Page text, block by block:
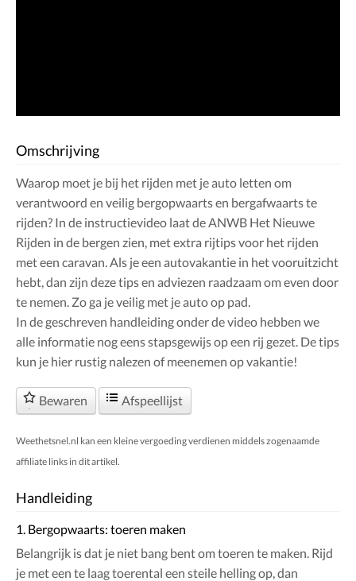
Omschrijving
Waarop moet je bij het rijden met je auto letten om
verantwoord en veilig bergopwaarts en bergafwaarts te
rijden? In de instructievideo laat de ANWB Het Nieuwe
Rijden in de bergen zien, met extra rijtips voor het rijden
met een caravan. Als je een autovakantie in het vooruitzicht
hebt, dan zijn deze tips en adviezen raadzaam om even door
te nemen. Zo ga je veilig met je auto op pad.
In de geschreven handleiding onder de video hebben we
alle informatie nog eens stapsgewijs op een rij gezet. De tips
kun je hier rustig nalezen of meenemen op vakantie!
Bewaren Afspeellijst
Weethetsnel.nl kan een kleine vergoeding verdienen middels zogenaamde
affiliate links in dit artikel.
Handleiding
1. Bergopwaarts: toeren maken
Belangrijk is dat je niet bang bent om toeren te maken. Rijd
je met een te laag toerental een steile helling op, dan